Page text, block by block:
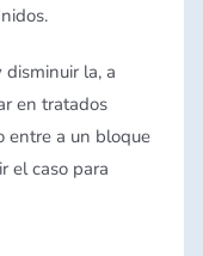
la, a
en tratados
entre a un bloque
el caso para